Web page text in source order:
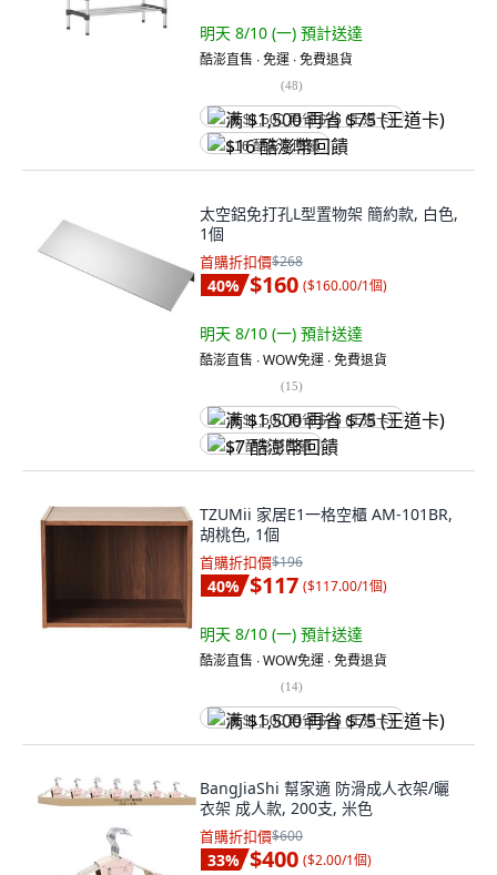
明天 8/10 (一) 預計送達
酷澎直售 ∙ 免運 ∙ 免費退貨
(48)
满 $1,500 再省 $75 (王道卡)
$16 酷澎幣回饋
太空鋁免打孔L型置物架 簡約款, 白色,
1個
首購折扣價$268
40% $160 ($160.00/1個)
明天 8/10 (一) 預計送達
酷澎直售 ∙ WOW免運 ∙ 免費退貨
(15)
满 $1,500 再省 $75 (王道卡)
$7 酷澎幣回饋
TZUMii 家居E1一格空櫃 AM-101BR,
胡桃色, 1個
首購折扣價$196
40% $117 ($117.00/1個)
明天 8/10 (一) 預計送達
酷澎直售 ∙ WOW免運 ∙ 免費退貨
(14)
满 $1,500 再省 $75 (王道卡)
BangJiaShi 幫家適 防滑成人衣架/曬
衣架 成人款, 200支, 米色
首購折扣價$600
33% $400 ($2.00/1個)